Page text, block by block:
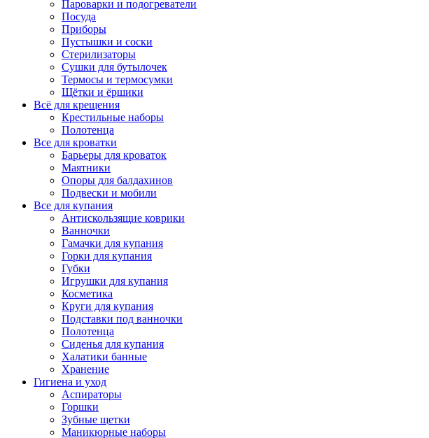
Пароварки и подогреватели
Посуда
Приборы
Пустышки и соски
Стерилизаторы
Сушки для бутылочек
Термосы и термосумки
Щётки и ёршики
Всё для крещения
Крестильные наборы
Полотенца
Все для кроватки
Барьеры для кроваток
Маятники
Опоры для балдахинов
Подвески и мобили
Все для купания
Антискользящие коврики
Ванночки
Гамачки для купания
Горки для купания
Губки
Игрушки для купания
Косметика
Круги для купания
Подставки под ванночки
Полотенца
Сиденья для купания
Халатики банные
Хранение
Гигиена и уход
Аспираторы
Горшки
Зубные щетки
Маникюрные наборы